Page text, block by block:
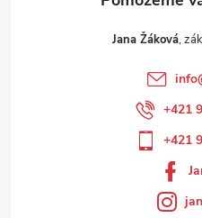
Jana Žáková
info
+421
+421